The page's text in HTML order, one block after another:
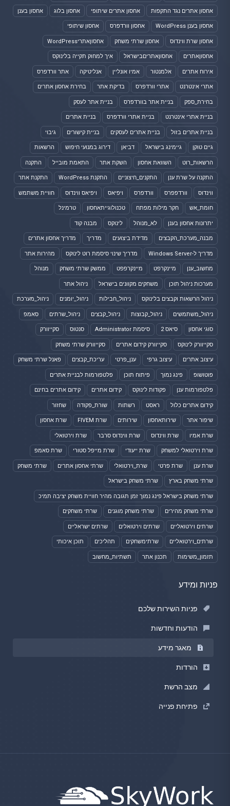
אחסון אתרים נגד התקפות אחסון אתרים שיתופי אחסון בלוג אחסון בענן
אחסון בענן WordPress אחסון וורדפרס אחסון שיתופי
אחסון שרת ווינדוס אחסון שרתי משחק אחסוןאתריWordPress
אחסוןאתרים אחסוןאתריםבישראל איך למחוק תקייה בלינוקס
אירוח אתרים אלמנטור אמיו אונליין אנליטיקה אתר וורדפרס
אתרי אינטרנט אתרי וורדפרס בדיקת אתר בחירת אחסון אתרים
בחירת_ספק בניית אתר בוורדפרס בניית אתר לעסק
בניית אתרי אינטרנט בניית אתרי וורדפרס בניית אתרים
בניית אתרים בזול בניית אתרים לעסקים בניית קישורים גיבוי
גיים טוקן גיימינג בישראל דביאן דירוג במנועי חיפוש הרשאות
הרשאות_רוט השוואת אחסון השקת אתר התאמת מובייל התקנה
התקנה על שרת ענן התקנים_חיצוניים התקנת WordPress התקנת אתר
ווינדוס וורדפפרס וורדפרס ויפיאס ויפיאס ווינדוס חוויית משתמש
חומת_אש חקר מילות מפתח טכנולוגייתאחסון טרמינל
יתרונות אחסון בענן לא_מנוהל לינוקס מבנה קוד
מבנה_מערכת_הקבצים מדידת ביצועים מדריך מדריך אחסון אתרים
מדריך ל-Windows Server מדריך שינוי סיסמת רוט לינוקס מהירות אתר
מחשוב_ענן מיינקרפט מיינקרפפט ממשק שרתי משחק מנוהל
מערכות ניהול תוכן משחקים מקוונים בישראל ניהול אתר
ניהול הרשאות וקבצים בלינוקס ניהול_חבילות ניהול_יומנים ניהול_מערכת
ניהול_משתמשים ניהול_קבוצות ניהול_קבצים ניהול_שרתים סאמפ
סוגי אחסון סיאס 2 סיסמת Administrator סנטוס סקייוורק
סקייוורק לינוקס סקייוורק קידום אתרים סקייוורק שרתי משחק
עיצוב אתרים עיצוב גרפי ענן_פרטי עריכת_קבצים פאנל שרתי משחק
פוטושופ פינג נמוך פיתוח תוכן פלטפורמות לבניית אתרים
פלטפורמות ענן פקודות לינוקס קידום אתרים קידום אתרים בחינם
קידום אתרים כלול ראסט רשתות שורת_פקודה שחזור
שיפור אתר שירותאחסון שירותים שרת FIVEM שרת אחסון
שרת אמיו שרת ווינדוס שרת ווינדוס סרבר שרת וירטואלי
שרת וירטואלי למשחק שרת ייעודי שרת מייפל סטורי שרת סאמפ
שרת ענן שרת פרטי שרת_וירטואלי שרתי אחסון אתרים שרתי משחק
שרתי משחק בארץ שרתי משחק בישראל
שרתי משחק בישראל פינג נמוך זמן תגובה מהיר חוויית משחק יציבה תמיכ
שרתי משחק מהירים שרתי משחק מוגנים שרתי משחקים
שרתים וירטואליים שרתים וירטואלים שרתים ישראליים
שרתים_וירטואליים שרתימשחקים תהליכים תוכן איכותי
תזמון_משימות תכנון אתר תשתיות_מחשוב
פניות ומידע
פניות השירות שלכם
הודעות וחדשות
מאגר מידע
הורדות
מצב הרשת
פתיחת פנייה